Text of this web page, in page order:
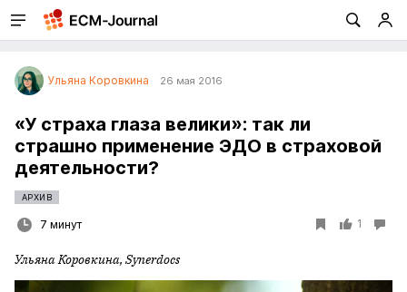
Ульяна Коровкина 26 мая 2016
«У страха глаза велики»: так ли
страшно применение ЭДО в страховой
деятельности?
АРХИВ
7 минут 1
Ульяна Коровкина, Synerdocs